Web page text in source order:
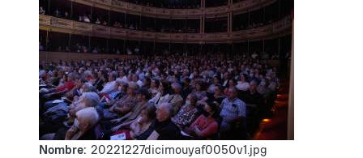
Nombre: 20221227dicimouyaf0050v1.jpg